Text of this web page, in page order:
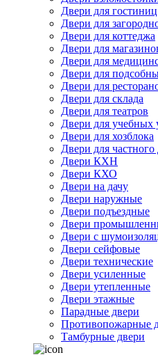
Двери для гостиниц
Двери для
Двери для коттеджа
Двери для
Двери для
Двери для
Двери для
Двери для склада
Двери для театров
Двери для учебных
Двери для хозблока
Двери для частного
Двери КХН
Двери КХО
Двери на дачу
Двери наружные
Двери подъездные
Двери
Двери с
Двери сейфовые
Двери технические
Двери усиленные
Двери утепленные
Двери этажные
Парадные двери
Противопожарные
Тамбурные двери